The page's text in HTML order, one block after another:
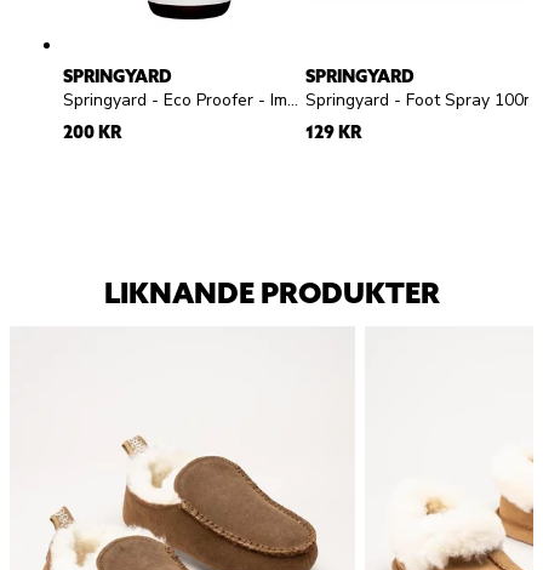
SPRINGYARD
Springyard - Eco Proofer - Impregneringsspray
200 KR
SPRINGYARD
129 KR
LIKNANDE PRODUKTER